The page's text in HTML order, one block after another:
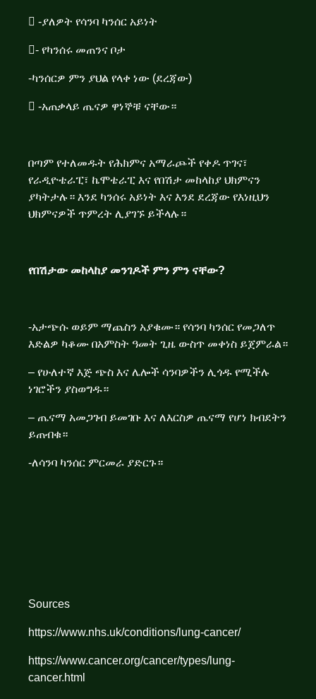
 -ያለዎት የሳንባ ካንሰር አይነት
- የካንሰሩ መጠንና ቦታ
-ካንሰርዎ ምን ያህል የላቀ ነው (ደረጃው)
 -አጠቃላይ ጤናዎ ዋነኞቹ ናቸው።
በጣም የተለመዱት የሕክምና አማራጮች የቀዶ ጥገና፣
የራዲዮቴራፒ፣ ኬሞቴራፒ እና የበሽታ መከላከያ ህክምናን
ያካትታሉ። እንደ ካንሰሩ አይነት እና እንደ ደረጃው የእነዚህን
ህክምናዎች ጥምረት ሊያገኙ ይችላሉ።
የበሽታው መከላከያ መንገዶች ምን ምን ናቸው?
-አታጭሱ ወይም ማጨስን አያቁሙ። የሳንባ ካንሰር የመጋለጥ
እድልዎ ካቆሙ በአምስት ዓመት ጊዜ ውስጥ መቀነስ ይጀምራል።
– የሁለተኛ እጅ ጭስ እና ሌሎች ሳንባዎችን ሊጎዱ የሚችሉ
ነገሮችን ያስወግዱ።
– ጤናማ አመጋገብ ይመገቡ እና ለእርስዎ ጤናማ የሆነ ክብደትን
ይጠብቁ።
-ለሳንባ ካንሰር ምርመራ ያድርጉ።
Sources
https://www.nhs.uk/conditions/lung-cancer/
https://www.cancer.org/cancer/types/lung-
cancer.html